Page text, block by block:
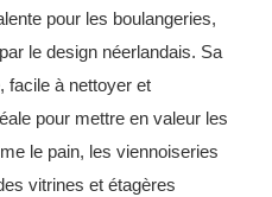
pour les boulangeries,
le design néerlandais. Sa
facile à nettoyer et
pour mettre en valeur les
le pain, les viennoiseries
vitrines et étagères